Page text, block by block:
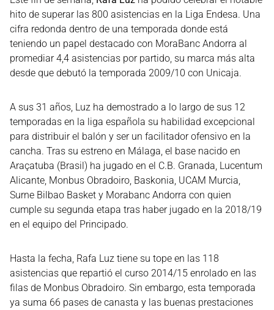
hito de superar las 800 asistencias en la Liga Endesa. Una
cifra redonda dentro de una temporada donde está
teniendo un papel destacado con MoraBanc Andorra al
promediar 4,4 asistencias por partido, su marca más alta
desde que debutó la temporada 2009/10 con Unicaja.
A sus 31 años, Luz ha demostrado a lo largo de sus 12
temporadas en la liga española su habilidad excepcional
para distribuir el balón y ser un facilitador ofensivo en la
cancha. Tras su estreno en Málaga, el base nacido en
Araçatuba (Brasil) ha jugado en el C.B. Granada, Lucentum
Alicante, Monbus Obradoiro, Baskonia, UCAM Murcia,
Surne Bilbao Basket y Morabanc Andorra con quien
cumple su segunda etapa tras haber jugado en la 2018/19
en el equipo del Principado.
Hasta la fecha, Rafa Luz tiene su tope en las 118
asistencias que repartió el curso 2014/15 enrolado en las
filas de Monbus Obradoiro. Sin embargo, esta temporada
ya suma 66 pases de canasta y las buenas prestaciones